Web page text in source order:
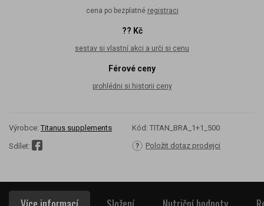
cena po bezplatné registraci
?? Kč
sestav si vlastní akci a urči si cenu
Férové ceny
prohlédni si historii ceny
Výrobce: Titanus supplements Kód: TITAN_BRA_1+1_500
Sdílet: Položit dotaz prodejci